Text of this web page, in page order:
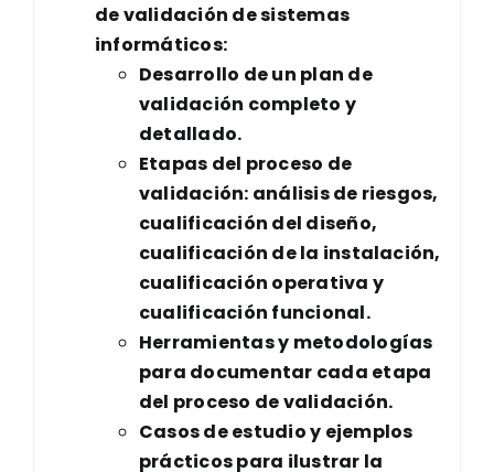
de validación de sistemas
informáticos:
Desarrollo de un plan de
validación completo y
detallado.
Etapas del proceso de
validación: análisis de riesgos,
cualificación del diseño,
cualificación de la instalación,
cualificación operativa y
cualificación funcional.
Herramientas y metodologías
para documentar cada etapa
del proceso de validación.
Casos de estudio y ejemplos
prácticos para ilustrar la